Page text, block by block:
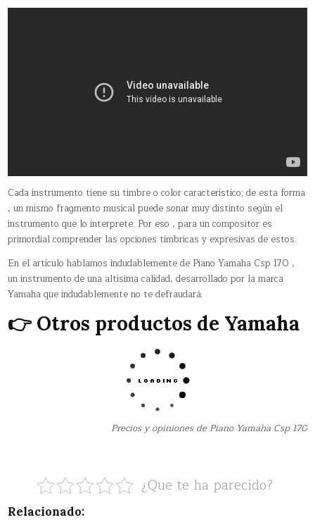
Cada instrumento tiene su timbre o color característico; de esta forma
, un mismo fragmento musical puede sonar muy distinto según el
instrumento que lo interprete. Por eso , para un compositor es
primordial comprender las opciones tímbricas y expresivas de estos.
En el artículo hablamos indudablemente de Piano Yamaha Csp 170 ,
un instrumento de una altísima calidad, desarrollado por la marca
Yamaha que indudablemente no te defraudará.
👉 Otros productos de Yamaha
Precios y opiniones de Piano Yamaha Csp 170
¿Que te ha parecido?
Relacionado: